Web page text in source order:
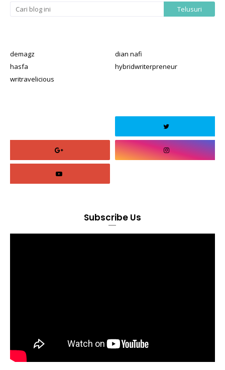
demagz
dian nafi
hasfa
hybridwriterpreneur
writravelicious
Subscribe Us